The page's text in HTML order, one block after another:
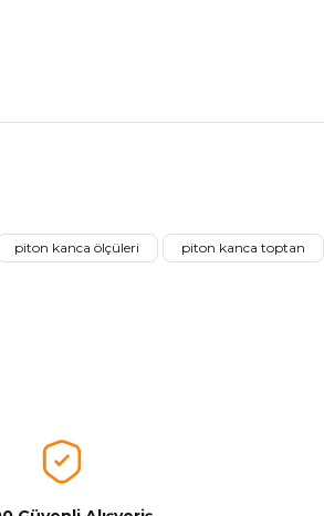
piton kanca ölçüleri piton kanca toptan